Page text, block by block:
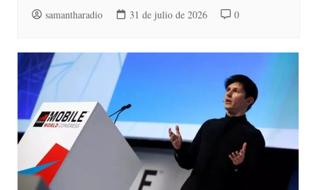
samantharadio 31 de julio de 2026 0